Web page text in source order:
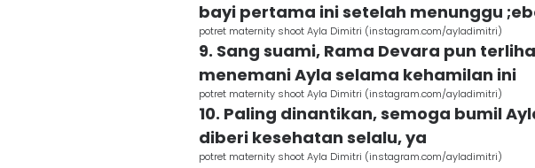
bayi pertama ini setelah menunggu
potret maternity shoot Ayla Dimitri (instagram.com/ayladimitri)
9. Sang suami, Rama Devara pun
menemani Ayla selama kehamilan ini
potret maternity shoot Ayla Dimitri (instagram.com/ayladimitri)
10. Paling dinantikan, semoga bumil
diberi kesehatan selalu, ya
potret maternity shoot Ayla Dimitri (instagram.com/ayladimitri)